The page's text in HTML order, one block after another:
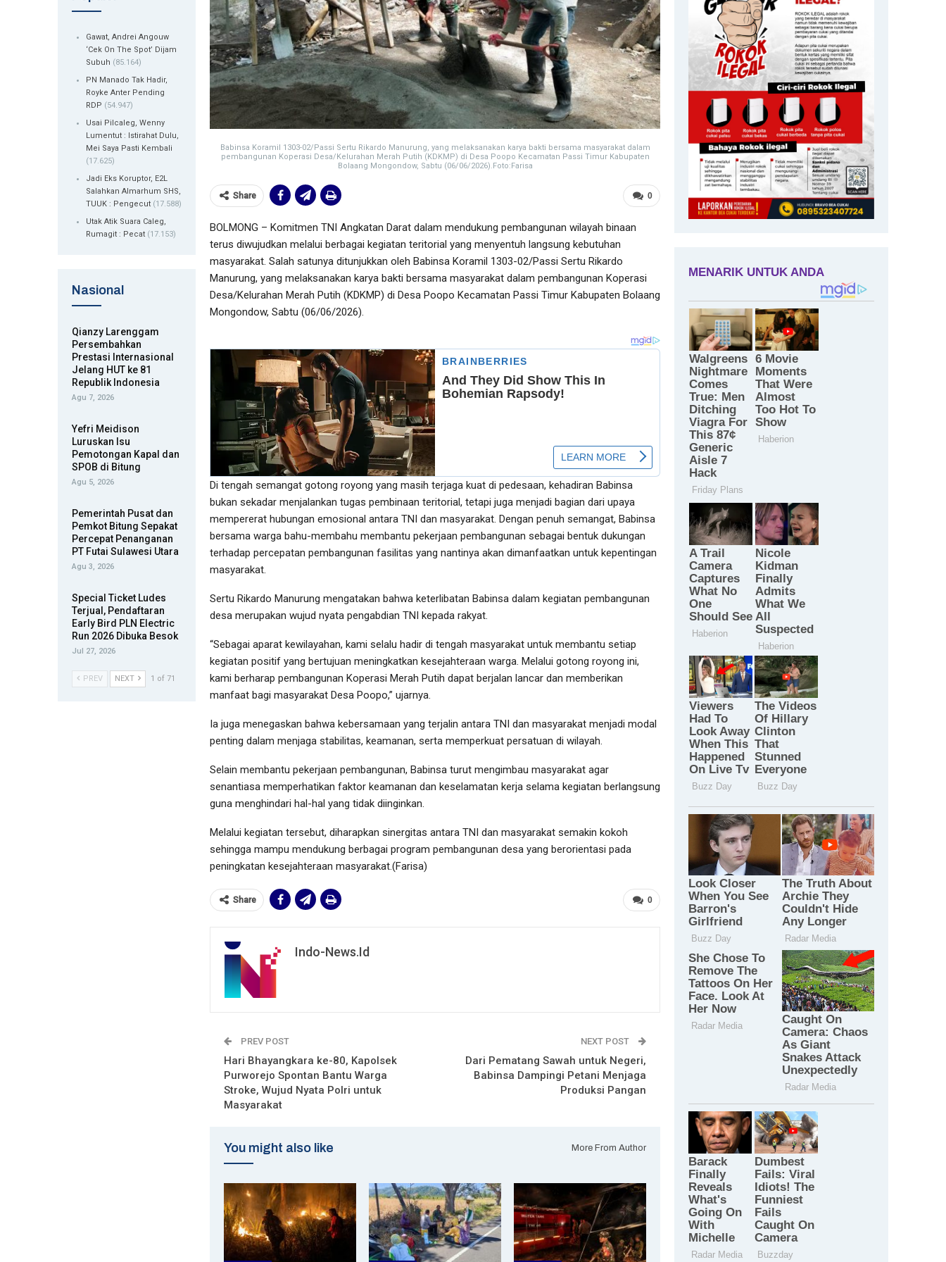
Babinsa Koramil 1303-02/Passi Sertu Rikardo Manurung, yang melaksanakan karya bakti bersama masyarakat dalam
pembangunan Koperasi Desa/Kelurahan Merah Putih (KDKMP) di Desa Poopo Kecamatan Passi Timur Kabupaten
Bolaang Mongondow, Sabtu (06/06/2026).Foto:Farisa
0
Share
BOLMONG – Komitmen TNI Angkatan Darat dalam mendukung pembangunan wilayah binaan
terus diwujudkan melalui berbagai kegiatan teritorial yang menyentuh langsung kebutuhan
masyarakat. Salah satunya ditunjukkan oleh Babinsa Koramil 1303-02/Passi Sertu Rikardo
Manurung, yang melaksanakan karya bakti bersama masyarakat dalam pembangunan Koperasi
Desa/Kelurahan Merah Putih (KDKMP) di Desa Poopo Kecamatan Passi Timur Kabupaten Bolaang
Mongondow, Sabtu (06/06/2026).
Di tengah semangat gotong royong yang masih terjaga kuat di pedesaan, kehadiran Babinsa
bukan sekadar menjalankan tugas pembinaan teritorial, tetapi juga menjadi bagian dari upaya
mempererat hubungan emosional antara TNI dan masyarakat. Dengan penuh semangat, Babinsa
bersama warga bahu-membahu membantu pekerjaan pembangunan sebagai bentuk dukungan
terhadap percepatan pembangunan fasilitas yang nantinya akan dimanfaatkan untuk kepentingan
masyarakat.
Sertu Rikardo Manurung mengatakan bahwa keterlibatan Babinsa dalam kegiatan pembangunan
desa merupakan wujud nyata pengabdian TNI kepada rakyat.
“Sebagai aparat kewilayahan, kami selalu hadir di tengah masyarakat untuk membantu setiap
kegiatan positif yang bertujuan meningkatkan kesejahteraan warga. Melalui gotong royong ini,
kami berharap pembangunan Koperasi Merah Putih dapat berjalan lancar dan memberikan
manfaat bagi masyarakat Desa Poopo,” ujarnya.
Ia juga menegaskan bahwa kebersamaan yang terjalin antara TNI dan masyarakat menjadi modal
penting dalam menjaga stabilitas, keamanan, serta memperkuat persatuan di wilayah.
Selain membantu pekerjaan pembangunan, Babinsa turut mengimbau masyarakat agar
senantiasa memperhatikan faktor keamanan dan keselamatan kerja selama kegiatan berlangsung
guna menghindari hal-hal yang tidak diinginkan.
Melalui kegiatan tersebut, diharapkan sinergitas antara TNI dan masyarakat semakin kokoh
sehingga mampu mendukung berbagai program pembangunan desa yang berorientasi pada
peningkatan kesejahteraan masyarakat.(Farisa)
0
Share
Indo-News.id
PREV POST
Hari Bhayangkara ke-80, Kapolsek
Purworejo Spontan Bantu Warga
Stroke, Wujud Nyata Polri untuk
Masyarakat
NEXT POST
Dari Pematang Sawah untuk Negeri,
Babinsa Dampingi Petani Menjaga
Produksi Pangan
You might also like More From Author
Gawat, Andrei Angouw
‘Cek On The Spot’ Dijam
Subuh (85.164)
PN Manado Tak Hadir,
Royke Anter Pending
RDP (54.947)
Usai Pilcaleg, Wenny
Lumentut : Istirahat Dulu,
Mei Saya Pasti Kembali
(17.625)
Jadi Eks Koruptor, E2L
Salahkan Almarhum SHS,
TUUK : Pengecut (17.588)
Utak Atik Suara Caleg,
Rumagit : Pecat (17.153)
Nasional
Qianzy Larenggam
Persembahkan
Prestasi Internasional
Jelang HUT ke 81
Republik Indonesia
Agu 7, 2026
Yefri Meidison
Luruskan Isu
Pemotongan Kapal dan
SPOB di Bitung
Agu 5, 2026
Pemerintah Pusat dan
Pemkot Bitung Sepakat
Percepat Penanganan
PT Futai Sulawesi Utara
Agu 3, 2026
Special Ticket Ludes
Terjual, Pendaftaran
Early Bird PLN Electric
Run 2026 Dibuka Besok
Jul 27, 2026
PREV NEXT 1 of 71